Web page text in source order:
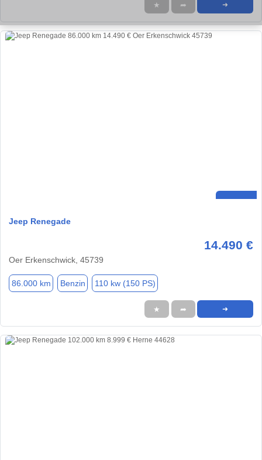
★ ➦ ➜
Jeep Renegade
14.490 €
Oer Erkenschwick, 45739
86.000 km Benzin 110 kw (150 PS)
★ ➦ ➜